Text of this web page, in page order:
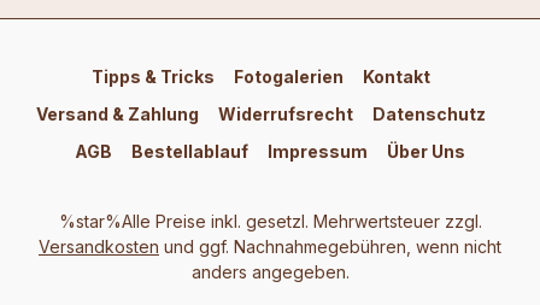
Tipps & Tricks Fotogalerien
Kontakt
Versand & Zahlung
Widerrufsrecht
Datenschutz
AGB
Bestellablauf Impressum Über Uns
%star%Alle Preise inkl. gesetzl. Mehrwertsteuer zzgl.
Versandkosten und ggf. Nachnahmegebühren, wenn nicht
anders angegeben.